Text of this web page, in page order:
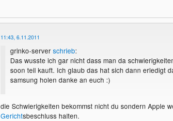
11:43, 6.11.2011
grinko-server schrieb:
Das wusste ich gar nicht dass man da
soon teil kauft. Ich glaub das hat sich dann erledigt
samsung holen danke an euch :)
die Schwierigkeiten bekommst nicht du sondern Apple
Gerichtsbeschluss halten.